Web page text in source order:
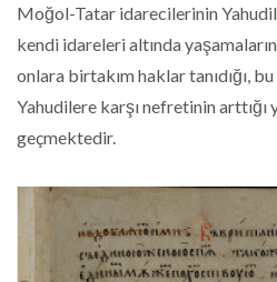
Moğol-Tatar idarecilerinin
kendi idareleri altında
onlara birtakım haklar tanıdığı,
Yahudilere karşı nefretinin arttığı
geçmektedir.